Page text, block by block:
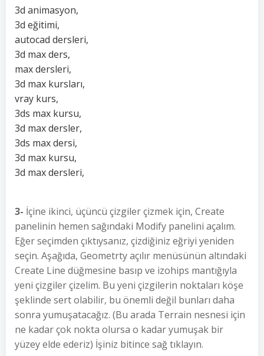
3d animasyon,
3d eğitimi,
autocad dersleri,
3d max ders,
max dersleri,
3d max kursları,
vray kurs,
3ds max kursu,
3d max dersler,
3ds max dersi,
3d max kursu,
3d max dersleri,
3- İçine ikinci, üçüncü çizgiler çizmek için, Create
panelinin hemen sağındaki Modify panelini açalım.
Eğer seçimden çıktıysanız, çizdiğiniz eğriyi yeniden
seçin. Aşağıda, Geometrty açılır menüsünün altındaki
Create Line düğmesine basıp ve izohips mantığıyla
yeni çizgiler çizelim. Bu yeni çizgilerin noktaları köşe
şeklinde sert olabilir, bu önemli değil bunları daha
sonra yumuşatacağız. (Bu arada Terrain nesnesi için
ne kadar çok nokta olursa o kadar yumuşak bir
yüzey elde ederiz) İşiniz bitince sağ tıklayın.